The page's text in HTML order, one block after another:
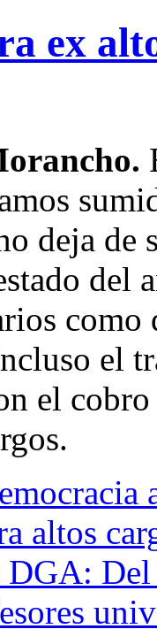
ex
deja
del
el
el
altos
DGA: